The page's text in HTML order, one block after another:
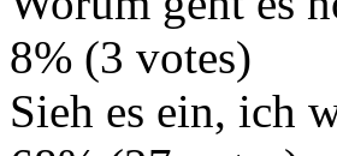
8% (3 votes)
Sieh es ein, ich